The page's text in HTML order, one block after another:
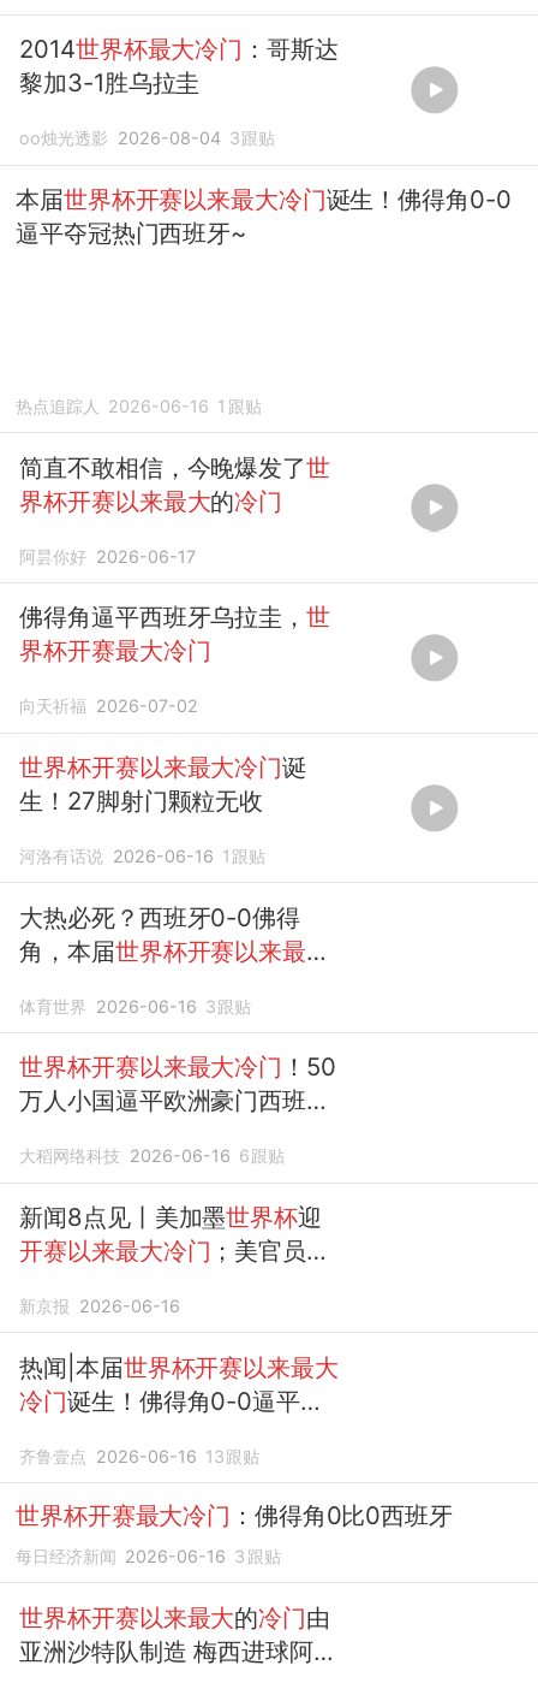
2014世界杯最大冷门 ：哥斯达
黎加3-1胜乌拉圭
oo烛光透影 2026-08-04 3跟贴
本届世界杯开赛以来最大冷门诞生！佛得角0-0
逼平夺冠热门西班牙~
热点追踪人 2026-06-16 1 跟贴
简直不敢相信，今晚爆发了世
界杯开赛以来最大的冷门
阿昙你好 2026-06-17
佛得角逼平西班牙乌拉圭， 世
界杯开赛最大冷门
向天祈福 2026-07-02
世界杯开赛以来最大冷门诞
生！27脚射门颗粒无收
河洛有话说 2026-06-16 1 跟贴
大热必死？西班牙0-0佛得
角，本届世界杯开赛以来最大
体育世界 2026-06-16 3跟贴
世界杯开赛以来最大冷门 ！50
万人小国逼平欧洲豪门西班
大稻网络科技 2026-06-16 6跟贴
新闻8点见丨美加墨世界杯迎
开赛以来最大冷门 ；美官员称
新京报 2026-06-16
热闻|本届世界杯开赛以来最大
冷门诞生！佛得角0-0逼平夺
齐鲁壹点 2026-06-16 13跟贴
世界杯开赛最大冷门 ：佛得角0比0西班牙
每日经济新闻 2026-06-16 3 跟贴
世界杯开赛以来最大的冷门由
亚洲沙特队制造 梅西进球阿根